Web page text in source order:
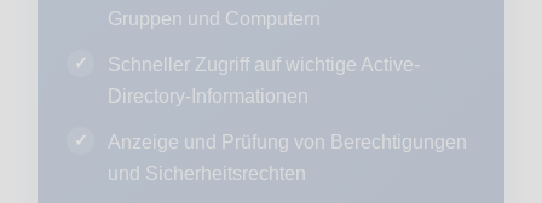
Gruppen und Computern
Schneller Zugriff auf wichtige Active-
Directory-Informationen
Anzeige und Prüfung von Berechtigungen
und Sicherheitsrechten